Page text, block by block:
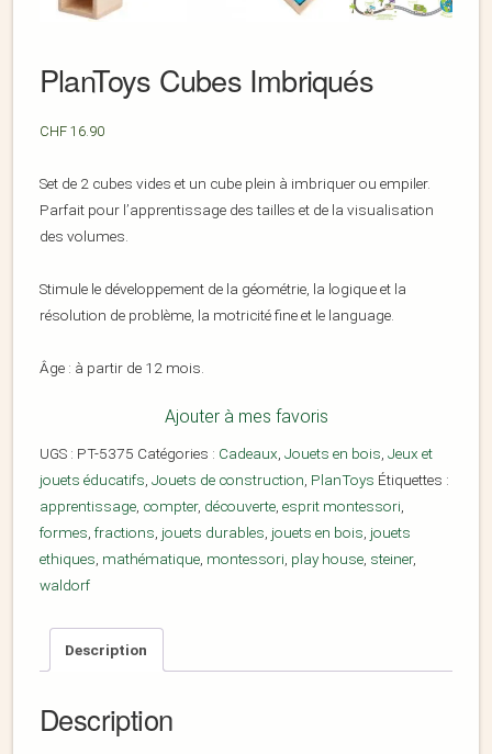
PlanToys Cubes Imbriqués
CHF 16.90
Set de 2 cubes vides et un cube plein à imbriquer ou empiler.
Parfait pour l’apprentissage des tailles et de la visualisation
des volumes.
Stimule le développement de la géométrie, la logique et la
résolution de problème, la motricité fine et le language.
Âge : à partir de 12 mois.
Ajouter à mes favoris
UGS : PT-5375 Catégories : Cadeaux, Jouets en bois, Jeux et
jouets éducatifs, Jouets de construction, PlanToys Étiquettes :
apprentissage, compter, découverte, esprit montessori,
formes, fractions, jouets durables, jouets en bois, jouets
ethiques, mathématique, montessori, play house, steiner,
waldorf
Description
Description